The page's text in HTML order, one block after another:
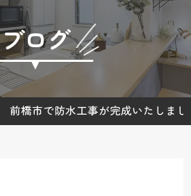
ブログ
前橋市で防水工事が完成いたしまし